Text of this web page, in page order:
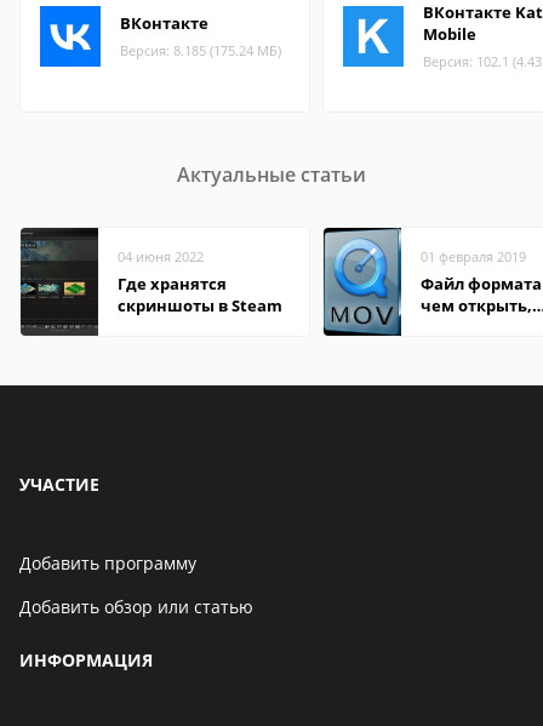
ВКонтакте
Версия: 8.185 (175.24 МБ)
ВКонтакте
Mobile
Версия: 102.1
Актуальные статьи
04 июня 2022
Где хранятся
скриншоты в Steam
01 февраля 2019
Файл формата
чем открыть,
УЧАСТИЕ
Добавить программу
Добавить обзор или статью
ИНФОРМАЦИЯ